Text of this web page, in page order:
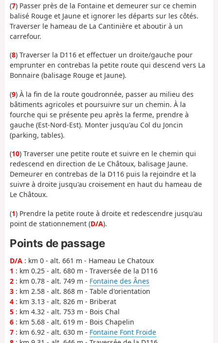
(7) Passer près de la Fontaine et demeurer sur ce chemin
balisé Rouge et Jaune et ignorer les départs sur les côtés.
Traverser le hameau de La Cantinière et aboutir à un
carrefour.
(8) Traverser la D116 et effectuer un droite/gauche pour
emprunter en contrebas la petite route qui descend vers La
Bonnaire (balisage Rouge et Jaune).
(9) À la fin de la route goudronnée, passer au milieu des
bâtiments agricoles et poursuivre sur un chemin. À la
fourche qui se présente peu après la ferme, prendre à
gauche (Est-Nord-Est). Monter jusqu'au Col du Joncin
(parking, tables).
(10) Traverser une petite route et suivre en le chemin qui
redescend en direction de Le Châtoux, balisage Jaune.
Demeurer en contrebas de la D116 puis la rejoindre et la
suivre à droite jusqu'au croisement en haut du hameau de
Le Châtoux.
(1) Prendre la petite route à droite et redescendre jusqu'au
point de stationnement (D/A).
Points de passage
D/A : km 0 - alt. 661 m - Hameau Le Chatoux
1 : km 0.25 - alt. 680 m - Traversée de la D116
2 : km 0.78 - alt. 749 m - Fontaine des Ânes
3 : km 2.58 - alt. 868 m - Table d'orientation
4 : km 3.13 - alt. 826 m - Briberat
5 : km 4.32 - alt. 753 m - Bois Chal
6 : km 5.68 - alt. 619 m - Bois Chapelin
7 : km 6.92 - alt. 630 m - Fontaine Font Froide